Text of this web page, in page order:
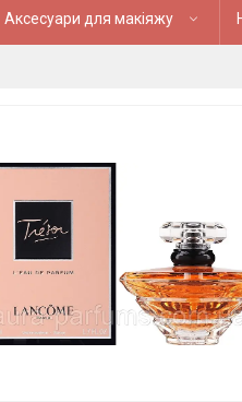
Аксесуари для макіяжу